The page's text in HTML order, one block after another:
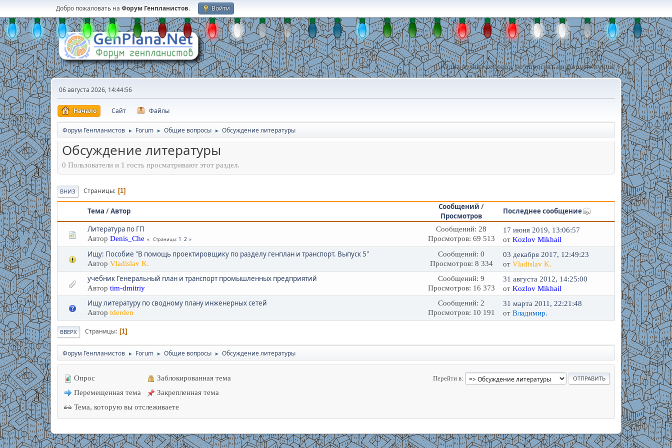
Добро пожаловать на Форум Генпланистов. Войти
Одна голова хорошо, но спросить на форуме лучше !
06 августа 2026, 14:44:56
Начало Сайт Файлы
Форум Генпланистов ► Forum ► Общие вопросы ► Обсуждение литературы
Обсуждение литературы
0 Пользователи и 1 гость просматривают этот раздел.
ВНИЗ Страницы 1
Тема /Автор
Сообщений /
Просмотров
Последнее сообщение
Литература по ГП
Автор Denis_Che Страницы 1 2
Сообщений: 28
Просмотров: 69 513
17 июня 2019, 13:06:57
отKozlov Mikhail
Ищу: Пособие "В помощь проектировщику по разделу генплан и транспорт. Выпуск 5"
Автор Vladislav K.
Сообщений: 0
Просмотров: 8 334
03 декабря 2017, 12:49:23
отVladislav K.
учебник Генеральный план и транспорт промышленных предприятий
Автор tim-dmitriy
Сообщений: 9
Просмотров: 16 373
31 августа 2012, 14:25:00
отKozlov Mikhail
Ищу литературу по сводному плану инженерных сетей
Автор tderden
Сообщений: 2
Просмотров: 10 191
31 марта 2011, 22:21:48
отВладимир.
ВВЕРХ Страницы 1
Форум Генпланистов ► Forum ► Общие вопросы ► Обсуждение литературы
Перейти в
Опрос
Перемещенная тема
Заблокированная тема
Закрепленная тема
Тема, которую вы отслеживаете